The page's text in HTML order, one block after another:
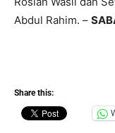
Abdul Rahim. –
Share this: